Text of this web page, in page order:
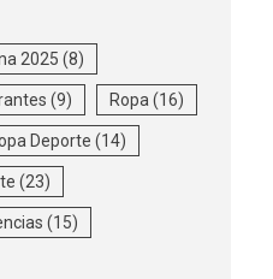
2025 (8)
(9) Ropa (16)
Deporte (14)
(23)
(15)